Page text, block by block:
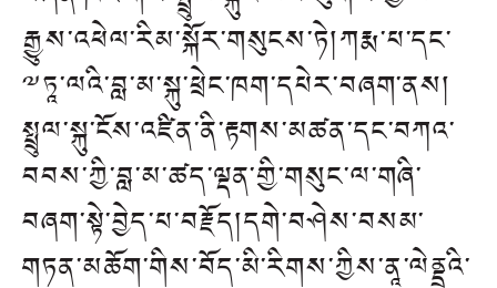
རྒྱུས་འཕེལ་རིམ་སྐོར་གསུངས་ཏེ།ཀརྨ་པ་དང་
༸ཏཱ་ལའི་བླ་མ་སྐུ་ཕྲེང་ཁག་དཔེར་བཞག་ནས།
སྤྲུལ་སྐུ་ངོས་འཛིན་ནི་རྟགས་མཚན་དང་བཀའ་
བབས་ཀྱི་བླ་མ་ཚད་ལྡན་གྱི་གསུང་ལ་གཞི་
བཞག་སྟེ་བྱེད་པ་བརྗོད།དགེ་བཤེས་བསམ་
གཏན་མཆོག་གིས་བོད་མི་རིགས་ཀྱིས་ནཱ་ལེནྡྲའི་